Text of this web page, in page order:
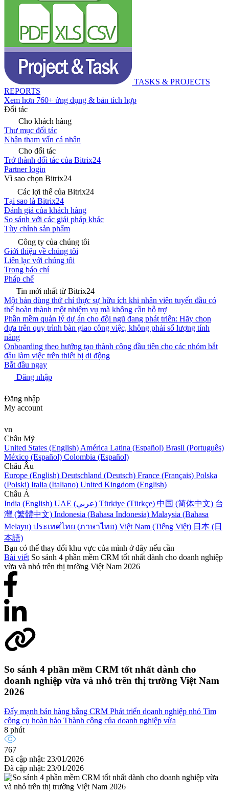
TASKS & PROJECTS
REPORTS
Xem hơn 760+ ứng dụng & bản tích hợp
Đối tác
Cho khách hàng
Thư mục đối tác
Nhận tham vấn cá nhân
Cho đối tác
Trở thành đối tác của Bitrix24
Partner login
Vì sao chọn Bitrix24
Các lợi thế của Bitrix24
Tại sao là Bitrix24
Đánh giá của khách hàng
So sánh với các giải pháp khác
Tùy chỉnh sản phẩm
Công ty của chúng tôi
Giới thiệu về chúng tôi
Liên lạc với chúng tôi
Trong báo chí
Pháp chế
Tin mới nhất từ Bitrix24
Một bản dùng thử chỉ thực sự hữu ích khi nhân viên tuyến đầu có
thể hoàn thành một nhiệm vụ mà không cần hỗ trợ
Phần mềm quản lý dự án cho đội ngũ đang phát triển: Hãy chọn
dựa trên quy trình bàn giao công việc, không phải số lượng tính
năng
Onboarding theo hướng tạo thành công đầu tiên cho các nhóm bắt
đầu làm việc trên thiết bị di động
Bắt đầu ngay
Đăng nhập
Đăng nhập
My account
vn
Châu Mỹ
United States (English) América Latina (Español) Brasil (Português)
México (Español) Colombia (Español)
Châu Âu
Europe (English) Deutschland (Deutsch) France (Français) Polska
(Polski) Italia (Italiano) United Kingdom (English)
Châu Á
India (English)
UAE (عربي) Türkiye (Türkçe) 中国 (简体中文) 台
灣 (繁體中文) Indonesia (Bahasa Indonesia) Malaysia (Bahasa
Melayu) ประเทศไทย (ภาษาไทย) Việt Nam (Tiếng Việt) 日本 (日
本語)
Bạn có thể thay đổi khu vực của mình ở đây nếu cần
Bài viết So sánh 4 phần mềm CRM tốt nhất dành cho doanh nghiệp
vừa và nhỏ trên thị trường Việt Nam 2026
So sánh 4 phần mềm CRM tốt nhất dành cho
doanh nghiệp vừa và nhỏ trên thị trường Việt Nam
2026
Đẩy mạnh bán hàng bằng CRM Phát triển doanh nghiệp nhỏ Tìm
công cụ hoàn hảo Thành công của doanh nghiệp vừa
8 phút
767
Đã cập nhật: 23/01/2026
Đã cập nhật: 23/01/2026